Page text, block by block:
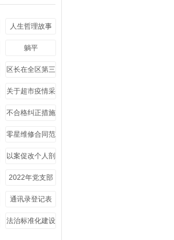
人生哲理故事
躺平
区长在全区第三
关于超市疫情采
不合格纠正措施
零星维修合同范
以案促改个人剖
2022年党支部
通讯录登记表
法治标准化建设